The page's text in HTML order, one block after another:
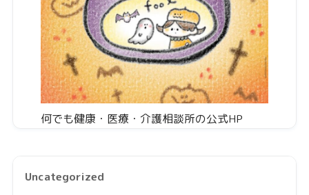
何でも健康・医療・介護相談所の公式HP
Uncategorized